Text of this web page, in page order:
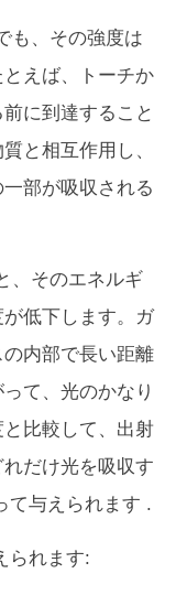
も、その強度は
えば、トーチか
に到達すること
と相互作用し、
部が吸収される
、そのエネルギ
低下します。ガ
内部で長い距離
て、光のかなり
比較して、出射
だけ光を吸収す
て与えられます .
られます: